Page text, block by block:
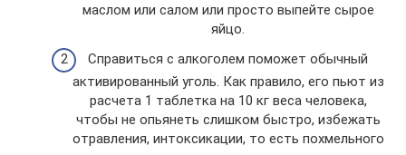
маслом или салом или просто выпейте сырое
яйцо.
Справиться с алкоголем поможет обычный
активированный уголь. Как правило, его пьют из
расчета 1 таблетка на 10 кг веса человека,
чтобы не опьянеть слишком быстро, избежать
отравления, интоксикации, то есть похмельного